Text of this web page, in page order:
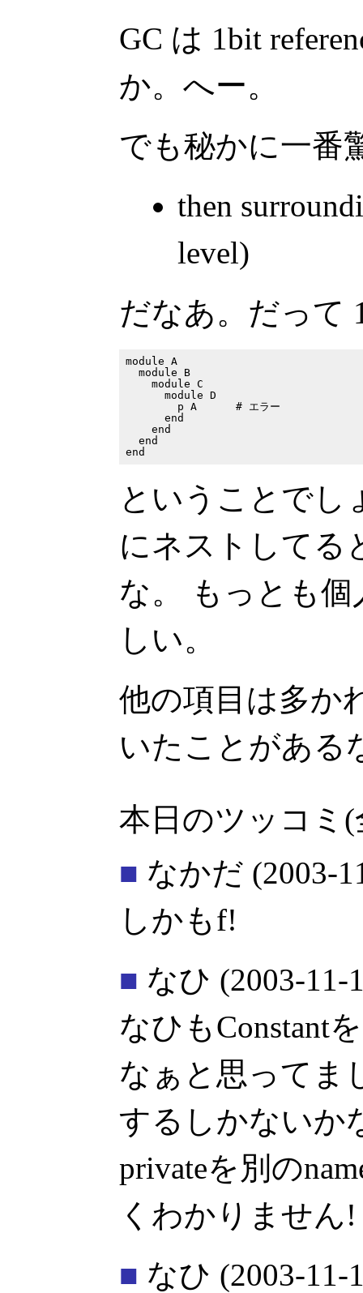
GC は 1bit
か。へー。
でも秘かに一番
then
level)
だなあ。だって
module A
  module B
    module C
      module D
        p A      # エラー
      end
    end
  end
ということでし
にネストしてる
な。 もっとも
しい。
他の項目は多か
いたことがある
本日のツッコミ(
■ なかだ (2003-
しかもf!
■ なひ (2003-11-
なひもConstant
なぁと思ってま
するしかないか
privateを別の
くわかりません
■ なひ (2003-11-